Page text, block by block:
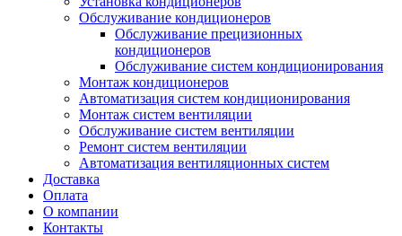
Обслуживание кондиционеров
Обслуживание прецизионных
кондиционеров
Обслуживание систем кондиционирования
Монтаж кондиционеров
Автоматизация систем кондиционирования
Монтаж систем вентиляции
Обслуживание систем вентиляции
Ремонт систем вентиляции
Автоматизация вентиляционных систем
Доставка
Оплата
О компании
Контакты